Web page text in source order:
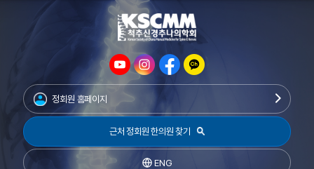
정회원 홈페이지
근처 정회원 한의원 찾기
ENG